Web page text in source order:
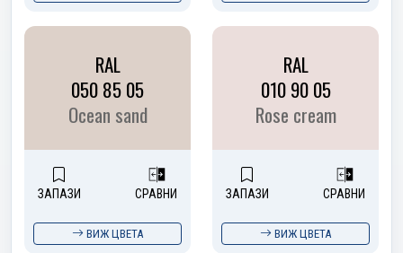
RAL
050 85 05
Ocean sand
ЗАПАЗИ СРАВНИ
ВИЖ ЦВЕТА
RAL
010 90 05
Rose cream
ЗАПАЗИ СРАВНИ
ВИЖ ЦВЕТА